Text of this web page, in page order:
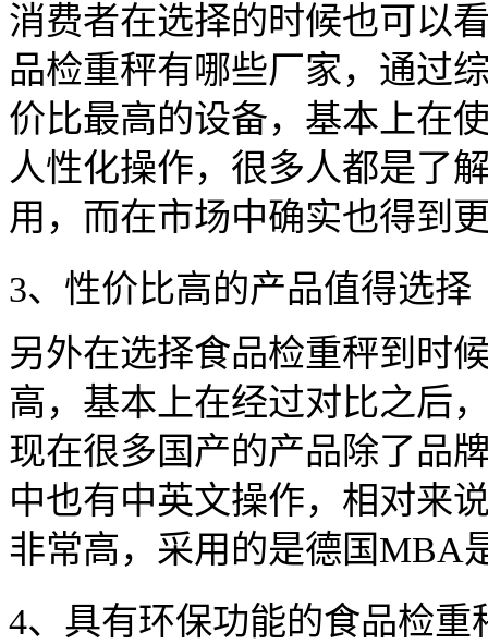
消费者在选择的时候也可以
品检重秤有哪些厂家，通过
价比最高的设备，基本上在
人性化操作，很多人都是了
用，而在市场中确实也得到
3、性价比高的产品值得选择
另外在选择食品检重秤到时
高，基本上在经过对比之后
现在很多国产的产品除了品
中也有中英文操作，相对来
非常高，采用的是德国MBA
4、具有环保功能的食品检重